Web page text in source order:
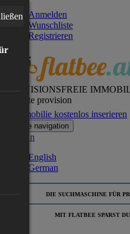
Anmelden
Wunschliste
Registrieren
PROVISIONSFREIE
gesamte provision
Immobilie kostenlos inserieren
Toggle navigation
German
English
German
DIE SUCHMASCHINE FÜR
MIT FLATBEE SPARST